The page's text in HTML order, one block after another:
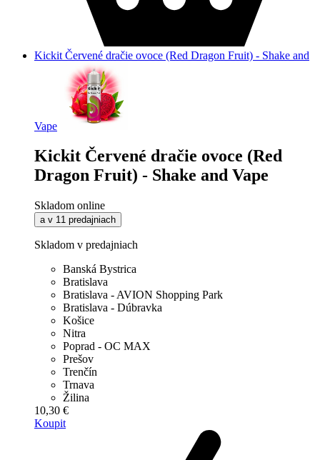
Kickit Červené dračie ovoce (Red Dragon Fruit) - Shake and
Vape
Kickit Červené dračie ovoce (Red
Dragon Fruit) - Shake and Vape
Skladom online
a v 11 predajniach
Skladom v predajniach
Banská Bystrica
Bratislava
Bratislava - AVION Shopping Park
Bratislava - Dúbravka
Košice
Nitra
Poprad - OC MAX
Prešov
Trenčín
Trnava
Žilina
10,30 €
Koupit